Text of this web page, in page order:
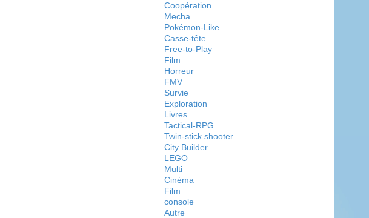
Coopération
Mecha
Pokémon-Like
Casse-tête
Free-to-Play
Film
Horreur
FMV
Survie
Exploration
Livres
Tactical-RPG
Twin-stick shooter
City Builder
LEGO
Multi
Cinéma
Film
console
Autre